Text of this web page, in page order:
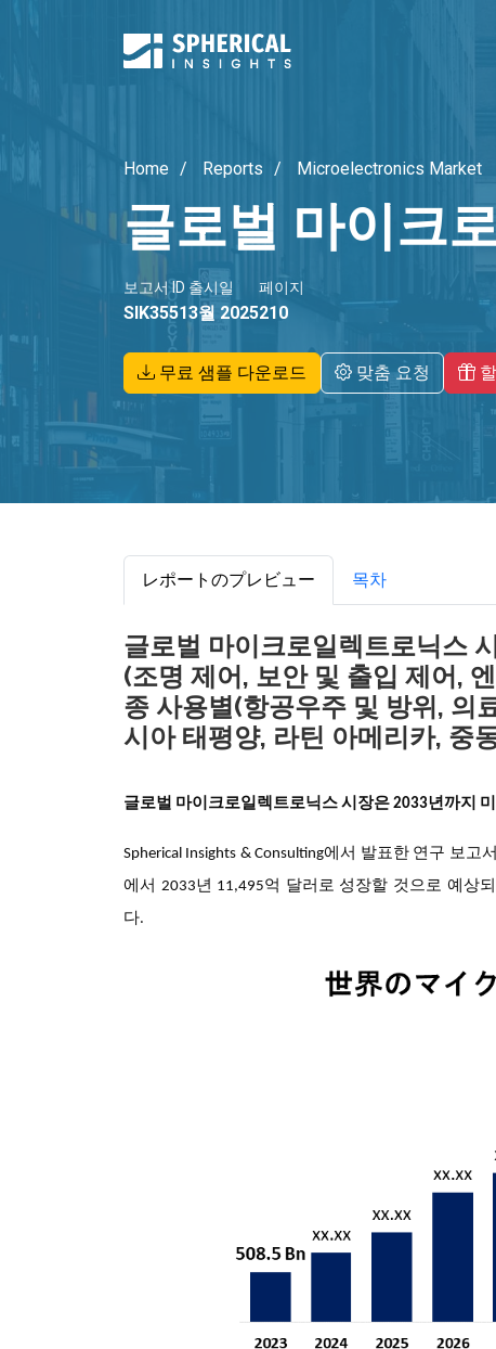
Home Reports Microelectronics Market
글로벌 마이크
보고서 ID
SIK3551
출시일
3월 2025
페이지
210
무료 샘플 다운로드 맞춤 요청
レポートのプレビュー 목차
글로벌 마이크로일렉트로닉스
(조명 제어, 보안 및 출입 제어,
종 사용별(항공우주 및 방위, 의
시아 태평양, 라틴 아메리카, 중
글로벌 마이크로일렉트로닉스 시장은 2033년까지
Spherical Insights & Consulting에서 발표한 연구 보고
에서 2033년 11,495억 달러로 성장할 것으로 예상
다.